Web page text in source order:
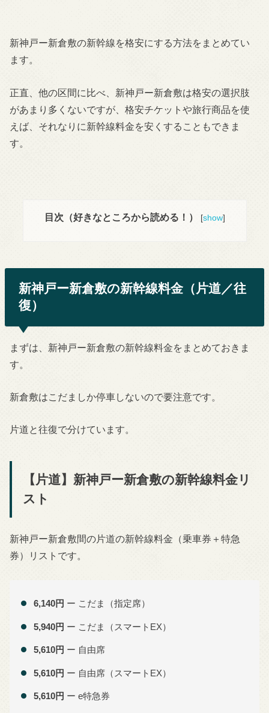
新神戸ー新倉敷の新幹線を格安にする方法をまとめてい
ます。
正直、他の区間に比べ、新神戸ー新倉敷は格安の選択肢
があまり多くないですが、格安チケットや旅行商品を使
えば、それなりに新幹線料金を安くすることもできま
す。
目次（好きなところから読める！） [show]
新神戸ー新倉敷の新幹線料金（片道／往
復）
まずは、新神戸ー新倉敷の新幹線料金をまとめておきま
す。
新倉敷はこだましか停車しないので要注意です。
片道と往復で分けています。
【片道】新神戸ー新倉敷の新幹線料金リ
スト
新神戸ー新倉敷間の片道の新幹線料金（乗車券＋特急
券）リストです。
6,140円 ー こだま（指定席）
5,940円 ー こだま（スマートEX）
5,610円 ー 自由席
5,610円 ー 自由席（スマートEX）
5,610円 ー e特急券